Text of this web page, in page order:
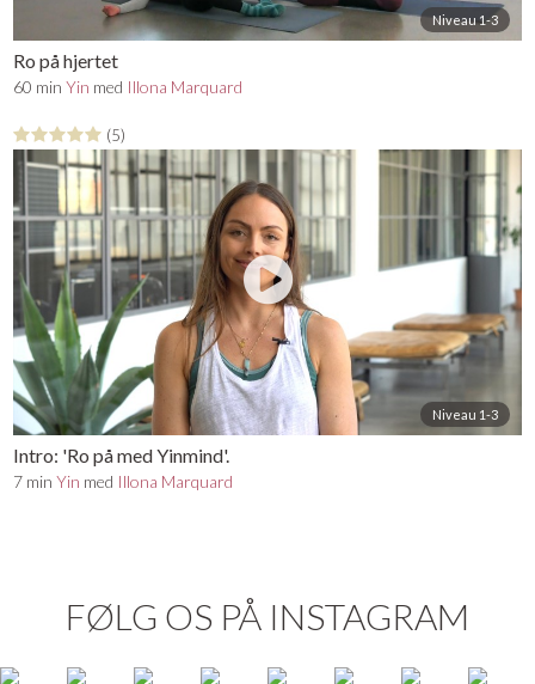
Niveau 1-3
Ro på hjertet
60 minYin med Illona Marquard
(5)
Niveau 1-3
Intro: 'Ro på med Yinmind'.
7 minYin med Illona Marquard
FØLG OS PÅ INSTAGRAM